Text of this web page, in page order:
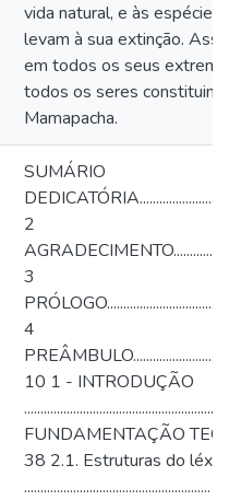
vida natural, e às
levam à sua extinção.
em todos os seus
todos os seres
Mamapacha.
SUMÁRIO
2
3
4
10 1 - INTRODUÇÃO
FUNDAMENTAÇÃO TEÓRICA
38 2.1. Estruturas do